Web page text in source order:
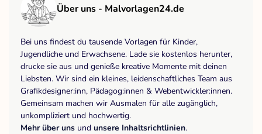
Über uns - Malvorlagen24.de
Bei uns findest du tausende Vorlagen für Kinder,
Jugendliche und Erwachsene. Lade sie kostenlos herunter,
drucke sie aus und genieße kreative Momente mit deinen
Liebsten. Wir sind ein kleines, leidenschaftliches Team aus
Grafikdesigner:inn, Pädagog:innen & Webentwickler:innen.
Gemeinsam machen wir Ausmalen für alle zugänglich,
unkompliziert und hochwertig.
Mehr über uns und unsere Inhaltsrichtlinien.